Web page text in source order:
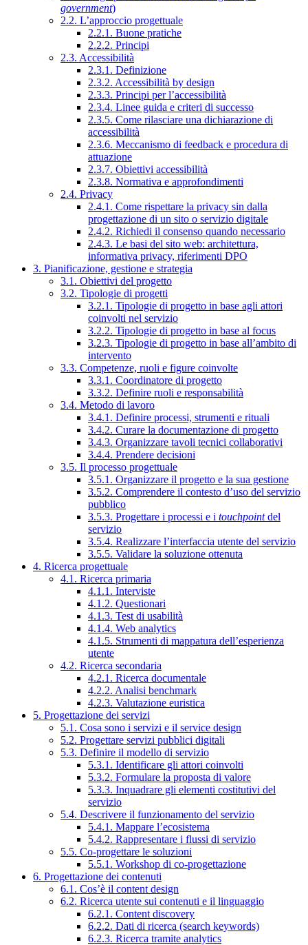
government)
2.2. L’approccio progettuale
2.2.1. Buone pratiche
2.2.2. Principi
2.3. Accessibilità
2.3.1. Definizione
2.3.2. Accessibilità by design
2.3.3. Principi per l’accessibilità
2.3.4. Linee guida e criteri di successo
2.3.5. Come rilasciare una dichiarazione di
accessibilità
2.3.6. Meccanismo di feedback e procedura di
attuazione
2.3.7. Obiettivi accessibilità
2.3.8. Normativa e approfondimenti
2.4. Privacy
2.4.1. Come rispettare la privacy sin dalla
progettazione di un sito o servizio digitale
2.4.2. Richiedi il consenso quando necessario
2.4.3. Le basi del sito web: architettura,
informativa privacy, riferimenti DPO
3. Pianificazione, gestione e strategia
3.1. Obiettivi del progetto
3.2. Tipologie di progetti
3.2.1. Tipologie di progetto in base agli attori
coinvolti nel servizio
3.2.2. Tipologie di progetto in base al focus
3.2.3. Tipologie di progetto in base all’ambito di
intervento
3.3. Competenze, ruoli e figure coinvolte
3.3.1. Coordinatore di progetto
3.3.2. Definire ruoli e responsabilità
3.4. Metodo di lavoro
3.4.1. Definire processi, strumenti e rituali
3.4.2. Curare la documentazione di progetto
3.4.3. Organizzare tavoli tecnici collaborativi
3.4.4. Prendere decisioni
3.5. Il processo progettuale
3.5.1. Organizzare il progetto e la sua gestione
3.5.2. Comprendere il contesto d’uso del servizio
pubblico
3.5.3. Progettare i processi e i touchpointdel
servizio
3.5.4. Realizzare l’interfaccia utente del servizio
3.5.5. Validare la soluzione ottenuta
4. Ricerca progettuale
4.1. Ricerca primaria
4.1.1. Interviste
4.1.2. Questionari
4.1.3. Test di usabilità
4.1.4. Web analytics
4.1.5. Strumenti di mappatura dell’esperienza
utente
4.2. Ricerca secondaria
4.2.1. Ricerca documentale
4.2.2. Analisi benchmark
4.2.3. Valutazione euristica
5. Progettazione dei servizi
5.1. Cosa sono i servizi e il service design
5.2. Progettare servizi pubblici digitali
5.3. Definire il modello di servizio
5.3.1. Identificare gli attori coinvolti
5.3.2. Formulare la proposta di valore
5.3.3. Inquadrare gli elementi costitutivi del
servizio
5.4. Descrivere il funzionamento del servizio
5.4.1. Mappare l’ecosistema
5.4.2. Rappresentare i flussi di servizio
5.5. Co-progettare le soluzioni
5.5.1. Workshop di co-progettazione
6. Progettazione dei contenuti
6.1. Cos’è il content design
6.2. Ricerca utente sui contenuti e il linguaggio
6.2.1. Content discovery
6.2.2. Dati di ricerca (search keywords)
6.2.3. Ricerca tramite analytics